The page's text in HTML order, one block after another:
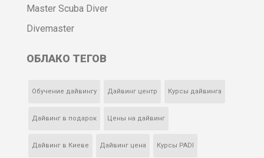
Master Scuba Diver
Divemaster
ОБЛАКО ТЕГОВ
Обучение дайвингу Дайвинг центр Курсы дайвинга
Дайвинг в подарок Цены на дайвинг
Дайвинг в Киеве Дайвинг цена Курсы PADI